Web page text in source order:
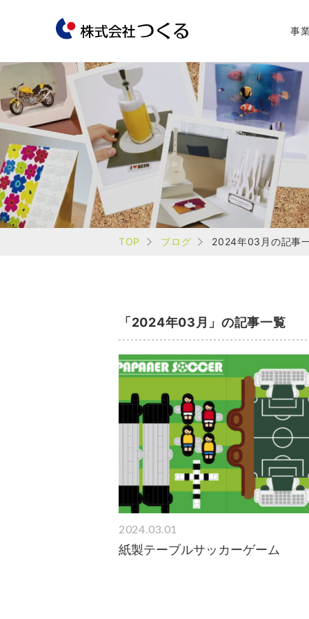
事
TOP ブログ 2024年03月の記事
「2024年03月」の記事一覧
2024.03.01
紙製テーブルサッカーゲーム